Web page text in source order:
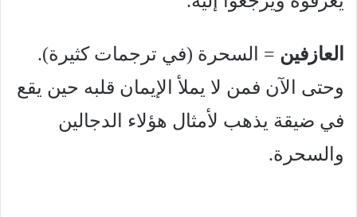
العازفين = السحرة (في ترجمات كثيرة).
وحتى الآن فمن لا يملأ الإيمان قلبه حين يقع
في ضيقة يذهب لأمثال هؤلاء الدجالين
والسحرة.